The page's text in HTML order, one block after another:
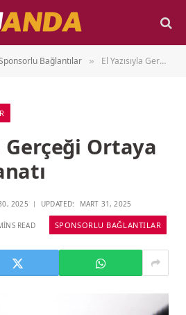
Bağlantılar » El Yazısıyla Gerçeği Ortaya Çıkarma Sanatı
Gerçeği Ortaya
2025 UPDATED: MART 31, 2025
READ SPONSORLU BAĞLANTILAR